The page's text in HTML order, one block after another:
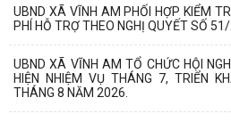
UBND XÃ VĨNH AM PHỐI HỢP KIỂM
PHÍ HỖ TRỢ THEO NGHỊ QUYẾT SỐ
UBND XÃ VĨNH AM TỔ CHỨC HỘI
HIỆN NHIỆM VỤ THÁNG 7, TRIỂN
THÁNG 8 NĂM 2026.